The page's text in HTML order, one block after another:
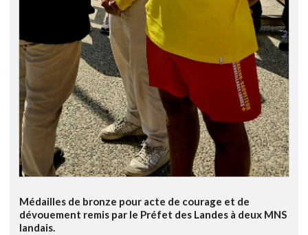
Médailles de bronze pour acte de courage et de
dévouement remis par le Préfet des Landes à deux MNS
landais.